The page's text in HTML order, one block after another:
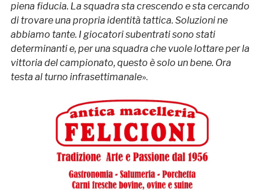
piena fiducia. La squadra sta crescendo e sta cercando
di trovare una propria identità tattica. Soluzioni ne
abbiamo tante. I giocatori subentrati sono stati
determinanti e, per una squadra che vuole lottare per la
vittoria del campionato, questo è solo un bene. Ora
testa al turno infrasettimanale».